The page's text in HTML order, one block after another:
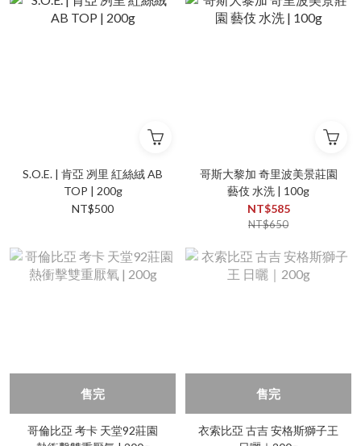
S.O.E. | 肯亞 冽里 紅絲絨 AB
TOP | 200g
NT$500
哥斯大黎加 奇里波美景莊園
藝伎 水洗 | 100g
NT$585
NT$650
售完
哥倫比亞 考卡 天堂92莊園
售完
衣索比亞 古吉 安格斯獅子王